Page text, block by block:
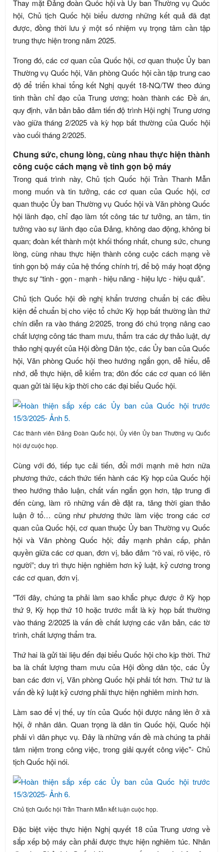
Thay mặt Đảng đoàn Quốc hội và Ủy ban Thường vụ Quốc
hội, Chủ tịch Quốc hội biểu dương những kết quả đã đạt
được, đồng thời lưu ý một số nhiệm vụ trọng tâm cần tập
trung thực hiện trong năm 2025.
Trong đó, các cơ quan của Quốc hội, cơ quan thuộc Ủy ban
Thường vụ Quốc hội, Văn phòng Quốc hội cần tập trung cao
độ để triển khai tổng kết Nghị quyết 18-NQ/TW theo đúng
tinh thần chỉ đạo của Trung ương; hoàn thành các Đề án,
quy định, văn bản bảo đảm tiến độ trình Hội nghị Trung ương
vào giữa tháng 2/2025 và kỳ họp bất thường của Quốc hội
vào cuối tháng 2/2025.
Chung sức, chung lòng, cùng nhau thực hiện thành
công cuộc cách mạng về tinh gọn bộ máy
Trong quá trình này, Chủ tịch Quốc hội Trần Thanh Mẫn
mong muốn và tin tưởng, các cơ quan của Quốc hội, cơ
quan thuộc Ủy ban Thường vụ Quốc hội và Văn phòng Quốc
hội lãnh đạo, chỉ đạo làm tốt công tác tư tưởng, an tâm, tin
tưởng vào sự lãnh đạo của Đảng, không dao động, không bi
quan; đoàn kết thành một khối thống nhất, chung sức, chung
lòng, cùng nhau thực hiện thành công cuộc cách mạng về
tinh gọn bộ máy của hệ thống chính trị, để bộ máy hoạt động
thực sự “tinh - gọn - mạnh - hiệu năng - hiệu lực - hiệu quả”.
Chủ tịch Quốc hội đề nghị khẩn trương chuẩn bị các điều
kiện để chuẩn bị cho việc tổ chức Kỳ họp bất thường lần thứ
chín diễn ra vào tháng 2/2025, trong đó chú trọng nâng cao
chất lượng công tác tham mưu, thẩm tra các dự thảo luật, dự
thảo nghị quyết của Hội đồng Dân tộc, các Ủy ban của Quốc
hội, Văn phòng Quốc hội theo hướng ngắn gọn, dễ hiểu, dễ
nhớ, dễ thực hiện, dễ kiểm tra; đôn đốc các cơ quan có liên
quan gửi tài liệu kịp thời cho các đại biểu Quốc hội.
Các thành viên Đảng Đoàn Quốc hội, Ủy viên Ủy ban Thường vụ Quốc
hội dự cuộc họp.
Cùng với đó, tiếp tục cải tiến, đổi mới mạnh mẽ hơn nữa
phương thức, cách thức tiến hành các Kỳ họp của Quốc hội
theo hướng thảo luận, chất vấn ngắn gọn hơn, tập trung đi
đến cùng, làm rõ những vấn đề đặt ra, tăng thời gian thảo
luận ở tổ… cũng như phương thức làm việc trong các cơ
quan của Quốc hội, cơ quan thuộc Ủy ban Thường vụ Quốc
hội và Văn phòng Quốc hội; đẩy mạnh phân cấp, phân
quyền giữa các cơ quan, đơn vị, bảo đảm “rõ vai, rõ việc, rõ
người”; duy trì thực hiện nghiêm hơn kỷ luật, kỷ cương trong
các cơ quan, đơn vị.
"Tới đây, chúng ta phải làm sao khắc phục được ở Kỳ họp
thứ 9, Kỳ họp thứ 10 hoặc trước mắt là kỳ họp bất thường
vào tháng 2/2025 là vấn đề chất lượng các văn bản, các tờ
trình, chất lượng thẩm tra.
Thứ hai là gửi tài liệu đến đại biểu Quốc hội cho kịp thời. Thứ
ba là chất lượng tham mưu của Hội đồng dân tộc, các Ủy
ban các đơn vị, Văn phòng Quốc hội phải tốt hơn. Thứ tư là
vấn đề kỷ luật kỷ cương phải thực hiện nghiêm minh hơn.
Làm sao để vị thế, uy tín của Quốc hội được nâng lên ở xã
hội, ở nhân dân. Quan trọng là dân tin Quốc hội, Quốc hội
phải vì dân phục vụ. Đây là những vấn đề mà chúng ta phải
tâm niệm trong công việc, trong giải quyết công việc"- Chủ
tịch Quốc hội nói.
Chủ tịch Quốc hội Trần Thanh Mẫn kết luận cuộc họp.
Đặc biệt việc thực hiện Nghị quyết 18 của Trung ương về
sắp xếp bộ máy cần phải được thực hiện nghiêm túc. Nhân